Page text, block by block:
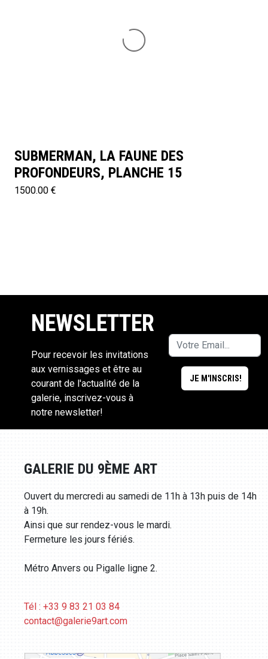
SUBMERMAN, LA FAUNE DES
PROFONDEURS, PLANCHE 15
1500.00 €
NEWSLETTER
Pour recevoir les invitations
aux vernissages et être au
courant de l'actualité de la
galerie, inscrivez-vous à
notre newsletter!
GALERIE DU 9ÈME ART
Ouvert du mercredi au samedi de 11h à 13h puis de 14h
à 19h.
Ainsi que sur rendez-vous le mardi.
Fermeture les jours fériés.
Métro Anvers ou Pigalle ligne 2.
Tél : +33 9 83 21 03 84
contact@galerie9art.com